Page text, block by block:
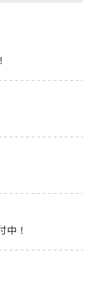
！